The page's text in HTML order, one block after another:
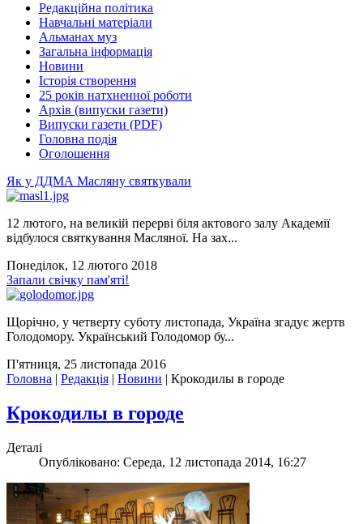
Редакційна політика
Навчальні матеріали
Альманах муз
Загальна інформація
Новини
Історія створення
25 років натхненної роботи
Архів (випуски газети)
Випуски газети (PDF)
Головна подія
Оголошення
Як у ДДМА Масляну святкували
12 лютого, на великій перерві біля актового залу Академії
відбулося святкування Масляної. На зах...
Понеділок, 12 лютого 2018
Запали свічку пам'яті!
Щорічно, у четверту суботу листопада, Україна згадує жертв
Голодомору. Український Голодомор бу...
П'ятниця, 25 листопада 2016
Головна | Редакція | Новини | Крокодилы в городе
Крокодилы в городе
Деталі
Опубліковано: Середа, 12 листопада 2014, 16:27